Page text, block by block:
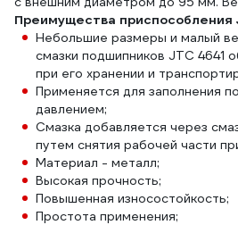
Преимущества приспособления
Небольшие размеры и малый
смазки подшипников JTC 4641
при его хранении и
Применяется для заполнения
давлением;
Смазка добавляется через
путем снятия рабочей части
Материал - металл;
Высокая прочность;
Повышенная износостойкость;
Простота применения;